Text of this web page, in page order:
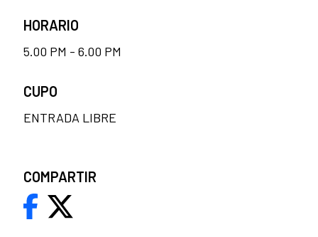
HORARIO
5.00 PM - 6.00 PM
CUPO
ENTRADA LIBRE
COMPARTIR